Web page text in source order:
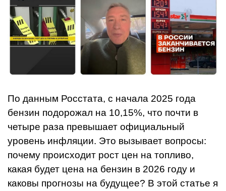
По данным Росстата, с начала 2025 года
бензин подорожал на 10,15%, что почти в
четыре раза превышает официальный
уровень инфляции. Это вызывает вопросы:
почему происходит рост цен на топливо,
какая будет цена на бензин в 2026 году и
каковы прогнозы на будущее? В этой статье я